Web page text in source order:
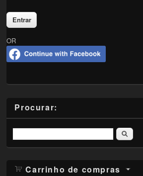
OR
Procurar:
Pesquisar
Carrinho de compras